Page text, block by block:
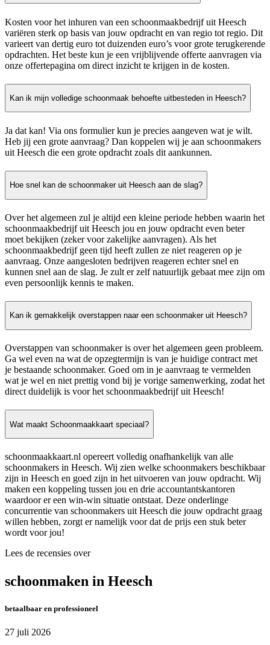
Kosten voor het inhuren van een schoonmaakbedrijf uit Heesch
variëren sterk op basis van jouw opdracht en van regio tot regio. Dit
varieert van dertig euro tot duizenden euro’s voor grote terugkerende
opdrachten. Het beste kun je een vrijblijvende offerte aanvragen via
onze offertepagina om direct inzicht te krijgen in de kosten.
Kan ik mijn volledige schoonmaak behoefte uitbesteden in Heesch?
Ja dat kan! Via ons formulier kun je precies aangeven wat je wilt.
Heb jij een grote aanvraag? Dan koppelen wij je aan schoonmakers
uit Heesch die een grote opdracht zoals dit aankunnen.
Hoe snel kan de schoonmaker uit Heesch aan de slag?
Over het algemeen zul je altijd een kleine periode hebben waarin het
schoonmaakbedrijf uit Heesch jou en jouw opdracht even beter
moet bekijken (zeker voor zakelijke aanvragen). Als het
schoonmaakbedrijf geen tijd heeft zullen ze niet reageren op je
aanvraag. Onze aangesloten bedrijven reageren echter snel en
kunnen snel aan de slag. Je zult er zelf natuurlijk gebaat mee zijn om
even persoonlijk kennis te maken.
Kan ik gemakkelijk overstappen naar een schoonmaker uit Heesch?
Overstappen van schoonmaker is over het algemeen geen probleem.
Ga wel even na wat de opzegtermijn is van je huidige contract met
je bestaande schoonmaker. Goed om in je aanvraag te vermelden
wat je wel en niet prettig vond bij je vorige samenwerking, zodat het
direct duidelijk is voor het schoonmaakbedrijf uit Heesch!
Wat maakt Schoonmaakkaart speciaal?
schoonmaakkaart.nl opereert volledig onafhankelijk van alle
schoonmakers in Heesch. Wij zien welke schoonmakers beschikbaar
zijn in Heesch en goed zijn in het uitvoeren van jouw opdracht. Wij
maken een koppeling tussen jou en drie accountantskantoren
waardoor er een win-win situatie ontstaat. Deze onderlinge
concurrentie van schoonmakers uit Heesch die jouw opdracht graag
willen hebben, zorgt er namelijk voor dat de prijs een stuk beter
wordt voor jou!
Lees de recensies over
schoonmaken in Heesch
betaalbaar en professioneel
27 juli 2026